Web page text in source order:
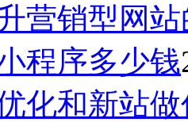
营销型网
程序多少钱
化和新站